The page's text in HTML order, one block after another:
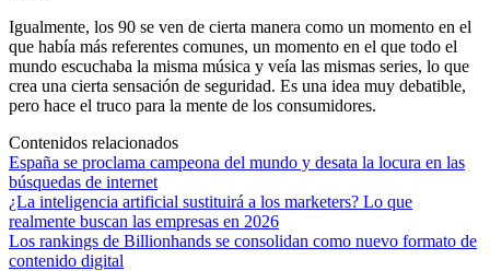
Igualmente, los 90 se ven de cierta manera como un momento en el
que había más referentes comunes, un momento en el que todo el
mundo escuchaba la misma música y veía las mismas series, lo que
crea una cierta sensación de seguridad. Es una idea muy debatible,
pero hace el truco para la mente de los consumidores.
Contenidos relacionados
España se proclama campeona del mundo y desata la locura en las
búsquedas de internet
¿La inteligencia artificial sustituirá a los marketers? Lo que
realmente buscan las empresas en 2026
Los rankings de Billionhands se consolidan como nuevo formato de
contenido digital